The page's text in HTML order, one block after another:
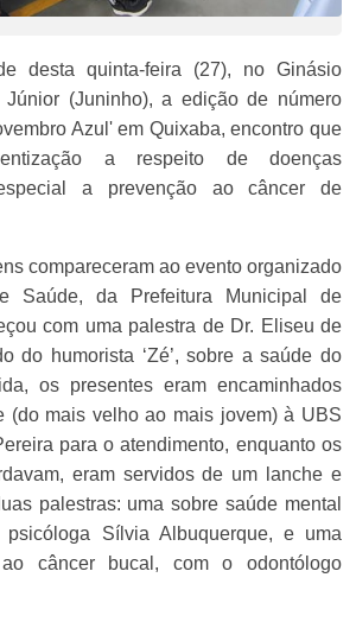
desta quinta-feira (27), no Ginásio
Júnior (Juninho), a edição de número
Azul' em Quixaba, encontro que
a respeito de doenças
a prevenção ao câncer de
compareceram ao evento organizado
Saúde, da Prefeitura Municipal de
com uma palestra de Dr. Eliseu de
do humorista ‘Zé’, sobre a saúde do
os presentes eram encaminhados
(do mais velho ao mais jovem) à UBS
para o atendimento, enquanto os
eram servidos de um lanche e
palestras: uma sobre saúde mental
Sílvia Albuquerque, e uma
câncer bucal, com o odontólogo